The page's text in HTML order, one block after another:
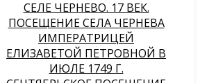
СЕЛЕ ЧЕРНЕВО. 17 ВЕК.
ПОСЕЩЕНИЕ СЕЛА ЧЕРНЕВА
ИМПЕРАТРИЦЕЙ
ЕЛИЗАВЕТОЙ ПЕТРОВНОЙ В
ИЮЛЕ 1749 Г.